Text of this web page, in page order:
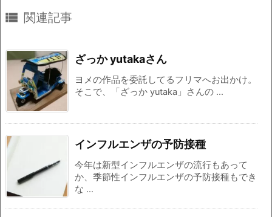
 関連記事
ざっか yutakaさん
ヨメの作品を委託してるフリマへお出かけ。
そこで、「ざっか yutaka」さんの ...
インフルエンザの予防接種
今年は新型インフルエンザの流行もあって
か、季節性インフルエンザの予防接種もでき
な ...